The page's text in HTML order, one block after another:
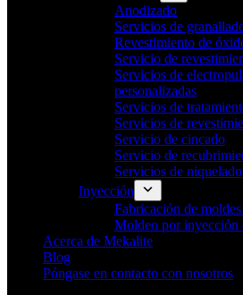
Anodizado
Servicios de
Revestimiento de
Servicio de
Servicios de
personalizadas
Servicios de
Servicios de
Servicio de cincado
Servicio de
Servicios de niquelado
Inyección
Fabricación de
Moldeo por inyección
Acerca de Mekalite
Blog
Póngase en contacto con nosotros